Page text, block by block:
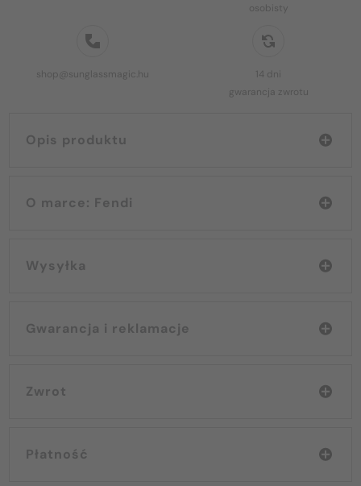
osobisty
shop@sunglassmagic.hu
14 dni
gwarancja zwrotu
Opis produktu
O marce: Fendi
Wysyłka
Gwarancja i reklamacje
Zwrot
Płatność